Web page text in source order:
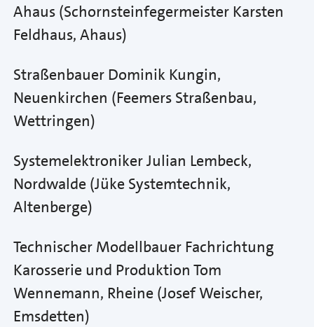
Ahaus (Schornsteinfegermeister Karsten
Feldhaus, Ahaus)
Straßenbauer Dominik Kungin,
Neuenkirchen (Feemers Straßenbau,
Wettringen)
Systemelektroniker Julian Lembeck,
Nordwalde (Jüke Systemtechnik,
Altenberge)
Technischer Modellbauer Fachrichtung
Karosserie und Produktion Tom
Wennemann, Rheine (Josef Weischer,
Emsdetten)